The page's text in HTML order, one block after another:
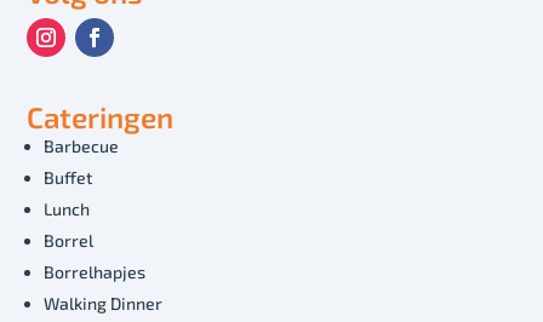
Cateringen
Barbecue
Buffet
Lunch
Borrel
Borrelhapjes
Walking Dinner